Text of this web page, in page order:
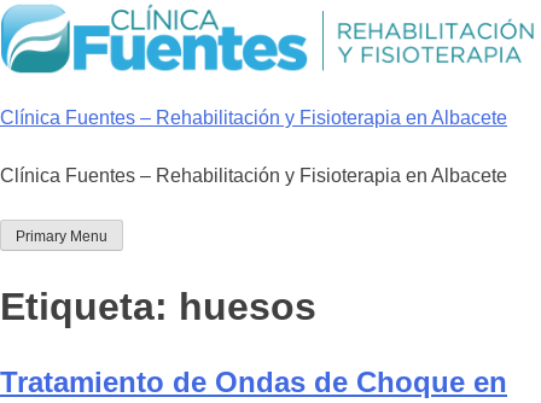
Skip
to
content
Clínica Fuentes – Rehabilitación y Fisioterapia en Albacete
Clínica Fuentes – Rehabilitación y Fisioterapia en Albacete
Primary Menu
Etiqueta: huesos
Tratamiento de Ondas de Choque en